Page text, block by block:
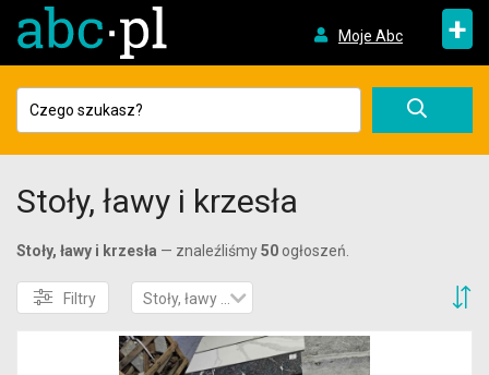
Moje Abc +
Stoły, ławy i krzesła
Stoły, ławy i krzesła — znaleźliśmy50 ogłoszeń.
Filtry Stoły, ławy i krzesła